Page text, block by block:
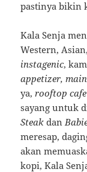
pastinya bikin
Kala Senja
Western,
instagenic,
appetizer,
ya,rooftop cafe
sayang untuk
Steak dan
meresap,
akan
kopi, Kala